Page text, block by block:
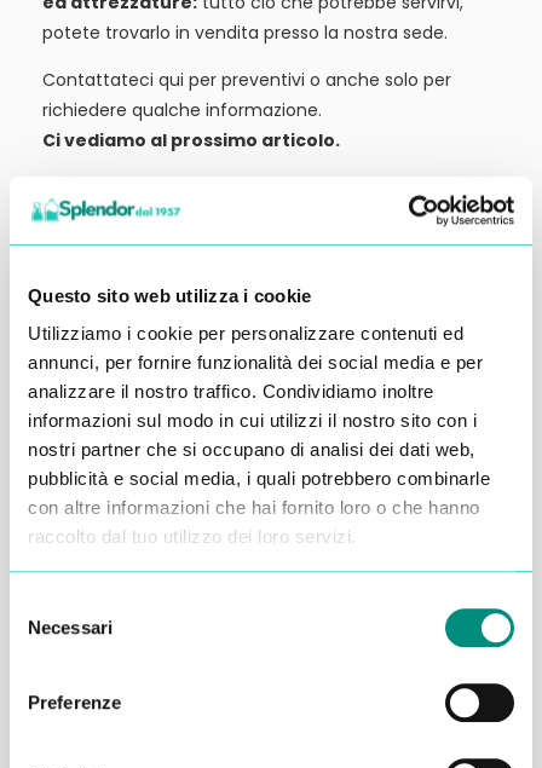
Questo sito web utilizza i cookie
Utilizziamo i cookie per personalizzare contenuti ed
annunci, per fornire funzionalità dei social media e per
analizzare il nostro traffico. Condividiamo inoltre
informazioni sul modo in cui utilizzi il nostro sito con i
nostri partner che si occupano di analisi dei dati web,
pubblicità e social media, i quali potrebbero combinarle
con altre informazioni che hai fornito loro o che hanno
raccolto dal tuo utilizzo dei loro servizi.
delNecessari
Preferenze
potete trovarlo in vendita presso la nostra sede.
Contattateci qui per preventivi o anche solo per
richiedere qualche informazione.
Ci vediamo al prossimo articolo.
Inserisci i tuoi dati qui, ti ricontatteremo
entro 48 ore